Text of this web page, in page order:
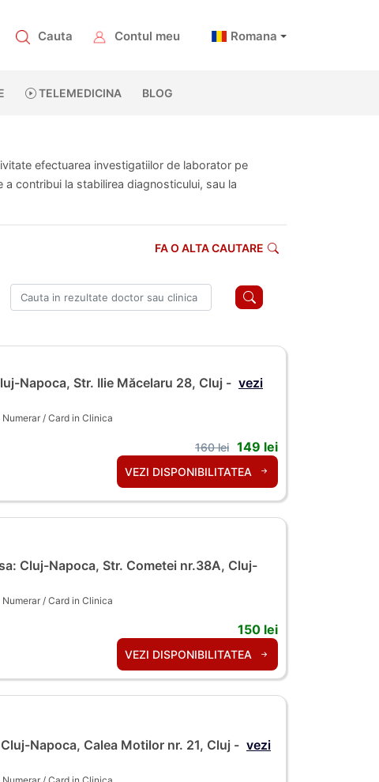
Cauta Contul meu Romana
TELEMEDICINA BLOG
efectuarea investigatiilor de laborator pe
contribui la stabilirea diagnosticului, sau la
FA O ALTA CAUTARE
Napoca, Str. Ilie Măcelaru 28, Cluj - vezi
Numerar / Card in Clinica
160 lei 149 lei
VEZI DISPONIBILITATEA
Cluj-Napoca, Str. Cometei nr.38A, Cluj-
Numerar / Card in Clinica
150 lei
VEZI DISPONIBILITATEA
Cluj-Napoca, Calea Motilor nr. 21, Cluj - vezi